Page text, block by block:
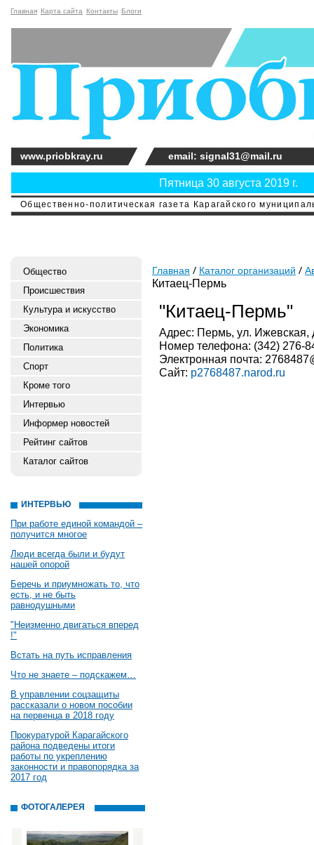
Главная Карта сайта Контакты Блоги
Общественно-политическая газета Карагайского
Пятница 30 августа 2019 г.
www.priobkray.ru email: signal31@mail.ru
Общество
Происшествия
Культура и искусство
Экономика
Политика
Спорт
Кроме того
Интервью
Информер новостей
Рейтинг сайтов
Каталог сайтов
ИНТЕРВЬЮ
При работе единой командой –
получится многое
Люди всегда были и будут
нашей опорой
Беречь и приумножать то, что
есть, и не быть
равнодушными
"Неизменно двигаться вперед
!"
Встать на путь исправления
Что не знаете – подскажем…
В управлении соцзащиты
рассказали о новом пособии
на первенца в 2018 году
Прокуратурой Карагайского
района подведены итоги
работы по укреплению
законности и правопорядка за
2017 год
ФОТОГАЛЕРЕЯ
Главная Каталог организаций
Китаец-Пермь
"Китаец-Пермь"
Адрес: Пермь, ул. Ижевская,
Номер телефона: (342) 276-
Электронная почта:
Сайт: p2768487.narod.ru